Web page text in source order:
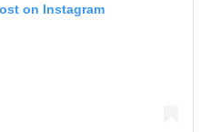
on Instagram